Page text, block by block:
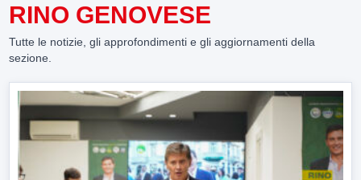
RINO GENOVESE
Tutte le notizie, gli approfondimenti e gli aggiornamenti della
sezione.